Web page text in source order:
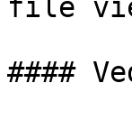
file
####